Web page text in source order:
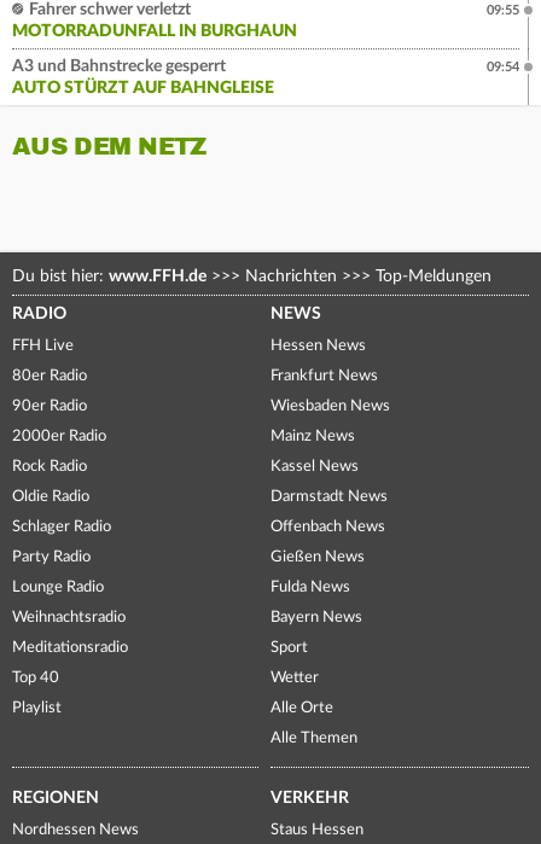
Fahrer schwer verletzt
MOTORRADUNFALL IN BURGHAUN
09:55
A3 und Bahnstrecke gesperrt
AUTO STÜRZT AUF BAHNGLEISE
09:54
AUS DEM NETZ
Du bist hier: www.FFH.de >>> Nachrichten >>> Top-Meldungen
RADIO
FFH Live
80er Radio
90er Radio
2000er Radio
Rock Radio
Oldie Radio
Schlager Radio
Party Radio
Lounge Radio
Weihnachtsradio
Meditationsradio
Top 40
Playlist
NEWS
Hessen News
Frankfurt News
Wiesbaden News
Mainz News
Kassel News
Darmstadt News
Offenbach News
Gießen News
Fulda News
Bayern News
Sport
Wetter
Alle Orte
Alle Themen
REGIONEN
Nordhessen News
VERKEHR
Staus Hessen